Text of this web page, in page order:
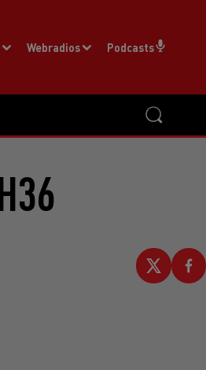
Webradios Podcasts